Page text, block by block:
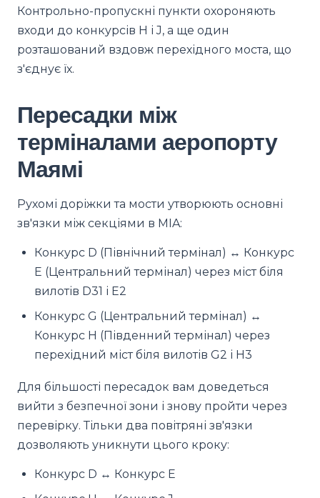
Контрольно-пропускні пункти охороняють
входи до конкурсів H і J, а ще один
розташований вздовж перехідного моста, що
з'єднує їх.
Пересадки між
терміналами аеропорту
Маямі
Рухомі доріжки та мости утворюють основні
зв'язки між секціями в MIA:
Конкурс D (Північний термінал) ↔ Конкурс
E (Центральний термінал) через міст біля
вилотів D31 і E2
Конкурс G (Центральний термінал) ↔
Конкурс H (Південний термінал) через
перехідний міст біля вилотів G2 і H3
Для більшості пересадок вам доведеться
вийти з безпечної зони і знову пройти через
перевірку. Тільки два повітряні зв'язки
дозволяють уникнути цього кроку:
Конкурс D ↔ Конкурс E